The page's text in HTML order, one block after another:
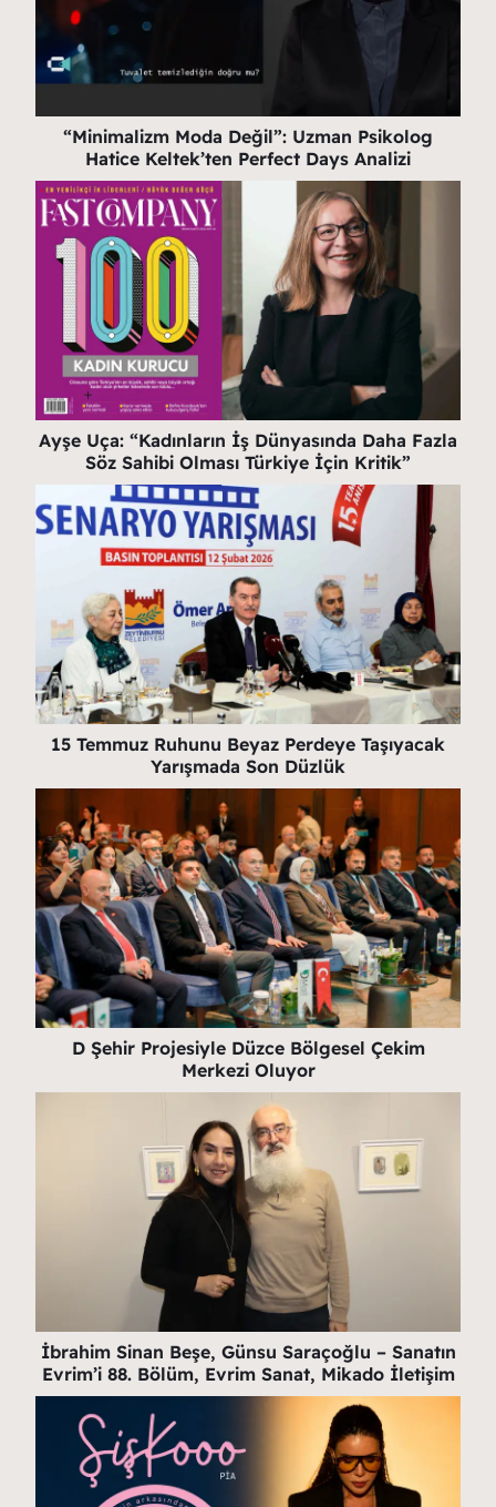
“Minimalizm Moda Değil”: Uzman Psikolog
Hatice Keltek’ten Perfect Days Analizi
Ayşe Uça: “Kadınların İş Dünyasında Daha Fazla
Söz Sahibi Olması Türkiye İçin Kritik”
15 Temmuz Ruhunu Beyaz Perdeye Taşıyacak
Yarışmada Son Düzlük
D Şehir Projesiyle Düzce Bölgesel Çekim
Merkezi Oluyor
İbrahim Sinan Beşe, Günsu Saraçoğlu – Sanatın
Evrim’i 88. Bölüm, Evrim Sanat, Mikado İletişim